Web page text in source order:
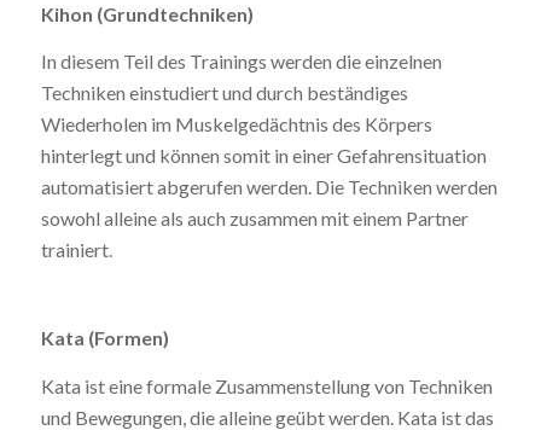
Kihon (Grundtechniken)
In diesem Teil des Trainings werden die einzelnen
Techniken einstudiert und durch beständiges
Wiederholen im Muskelgedächtnis des Körpers
hinterlegt und können somit in einer Gefahrensituation
automatisiert abgerufen werden. Die Techniken werden
sowohl alleine als auch zusammen mit einem Partner
trainiert.
Kata (Formen)
Kata ist eine formale Zusammenstellung von Techniken
und Bewegungen, die alleine geübt werden. Kata ist das